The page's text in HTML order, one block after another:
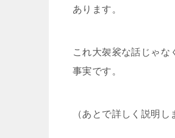
あります。
これ大袈裟な話じゃな
事実です。
（あとで詳しく説明し